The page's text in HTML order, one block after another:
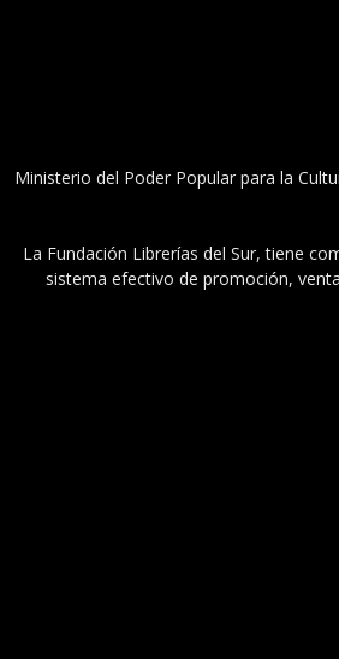
Ministerio del Poder Popular para la
La Fundación Librerías del Sur, tiene
sistema efectivo de promoción,